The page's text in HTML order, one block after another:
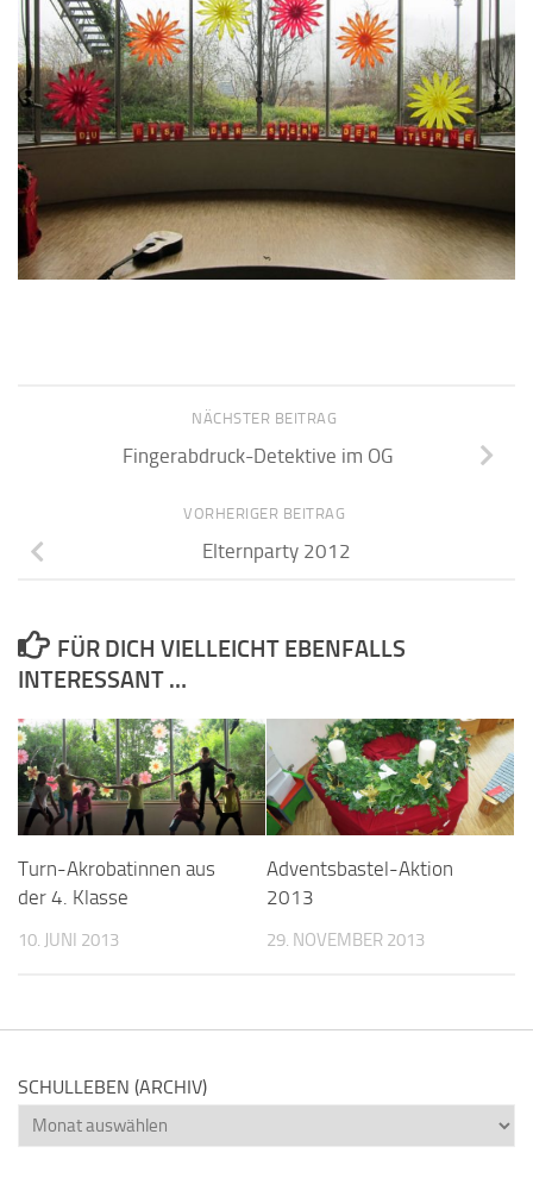
NÄCHSTER BEITRAG
Fingerabdruck-Detektive im OG
VORHERIGER BEITRAG
Elternparty 2012
FÜR DICH VIELLEICHT EBENFALLS
INTERESSANT …
Turn-Akrobatinnen aus
der 4. Klasse
10. JUNI 2013
Adventsbastel-Aktion
2013
29. NOVEMBER 2013
SCHULLEBEN (ARCHIV)
Schulleben
(Archiv)